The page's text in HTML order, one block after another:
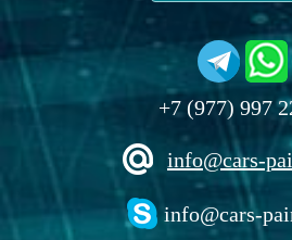
+7 (977) 997
info@cars-
info@cars-